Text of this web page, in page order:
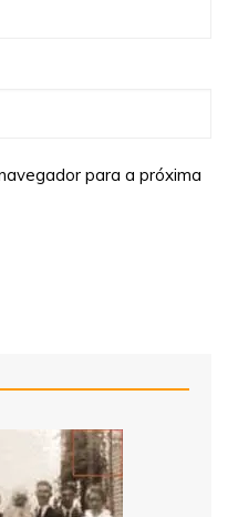
para a próxima